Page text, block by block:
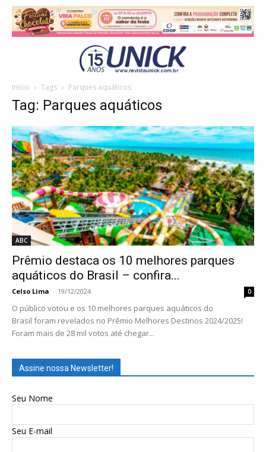
Início Tags Parques aquáticos
Tag: Parques aquáticos
ABC
Prêmio destaca os 10 melhores parques
aquáticos do Brasil – confira...
Celso Lima - 19/12/2024 0
O público votou e os 10 melhores parques aquáticos do
Brasil foram revelados no Prêmio Melhores Destinos 2024/2025!
Foram mais de 28 mil votos até chegar...
Assine nossa Newsletter!
Seu Nome
Seu E-mail